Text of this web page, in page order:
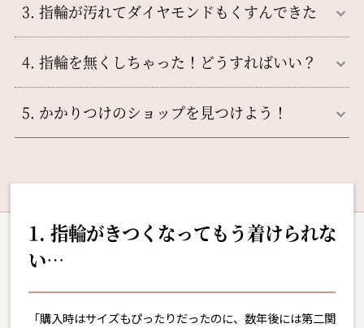
3. 指輪が汚れてダイヤモンドもくすんできた
4. 指輪を無くしちゃった！どうすればいい？
5. かかりつけのショップを見つけよう！
1. 指輪がきつくなってもう着けられな
い…
「購入時はサイズもぴったりだったのに、数年後には第二関